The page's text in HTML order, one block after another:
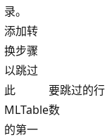
录。
添加转
换步骤
以跳过
此
MLTable
的第一
要跳过的行
数